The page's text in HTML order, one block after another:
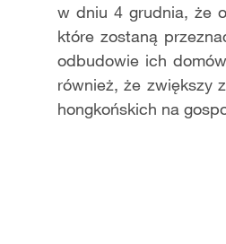
w dniu 4 grudnia, że
które zostaną
odbudowie ich
również, że zwiększy
hongkońskich na